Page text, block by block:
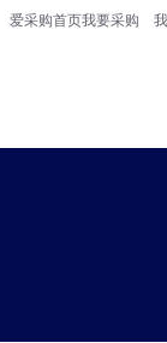
爱采购首页我要采购